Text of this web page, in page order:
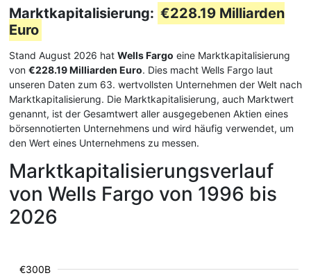
Marktkapitalisierung: €228.19 Milliarden
Euro
Stand August 2026 hat Wells Fargo eine Marktkapitalisierung
von €228.19 Milliarden Euro. Dies macht Wells Fargo laut
unseren Daten zum 63. wertvollsten Unternehmen der Welt nach
Marktkapitalisierung. Die Marktkapitalisierung, auch Marktwert
genannt, ist der Gesamtwert aller ausgegebenen Aktien eines
börsennotierten Unternehmens und wird häufig verwendet, um
den Wert eines Unternehmens zu messen.
Marktkapitalisierungsverlauf
von Wells Fargo von 1996 bis
2026
€300B